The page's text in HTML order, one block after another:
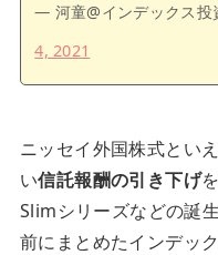
— 河童@インデックス
4, 2021
ニッセイ外国株式とい
い信託報酬の引き下げ
Slimシリーズなどの誕
前にまとめたインデッ